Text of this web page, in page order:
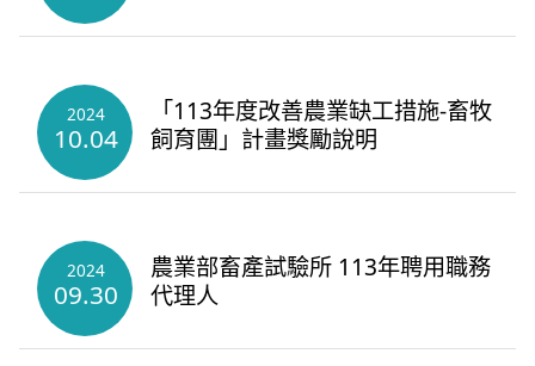
2024
10.04
「113年度改善農業缺工措施-畜牧
飼育團」計畫獎勵說明
2024
09.30
農業部畜產試驗所 113年聘用職務
代理人